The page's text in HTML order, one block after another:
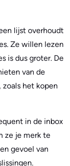
lijst overhoudt
Ze willen lezen
is dus groter. De
van de
het kopen
in de inbox
ze je merk te
gevoel van